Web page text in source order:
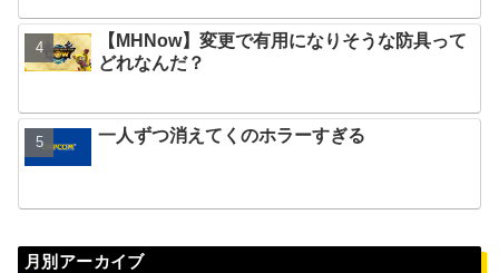
【MHNow】変更で有用になりそうな防具って
どれなんだ？
一人ずつ消えてくのホラーすぎる
月別アーカイブ